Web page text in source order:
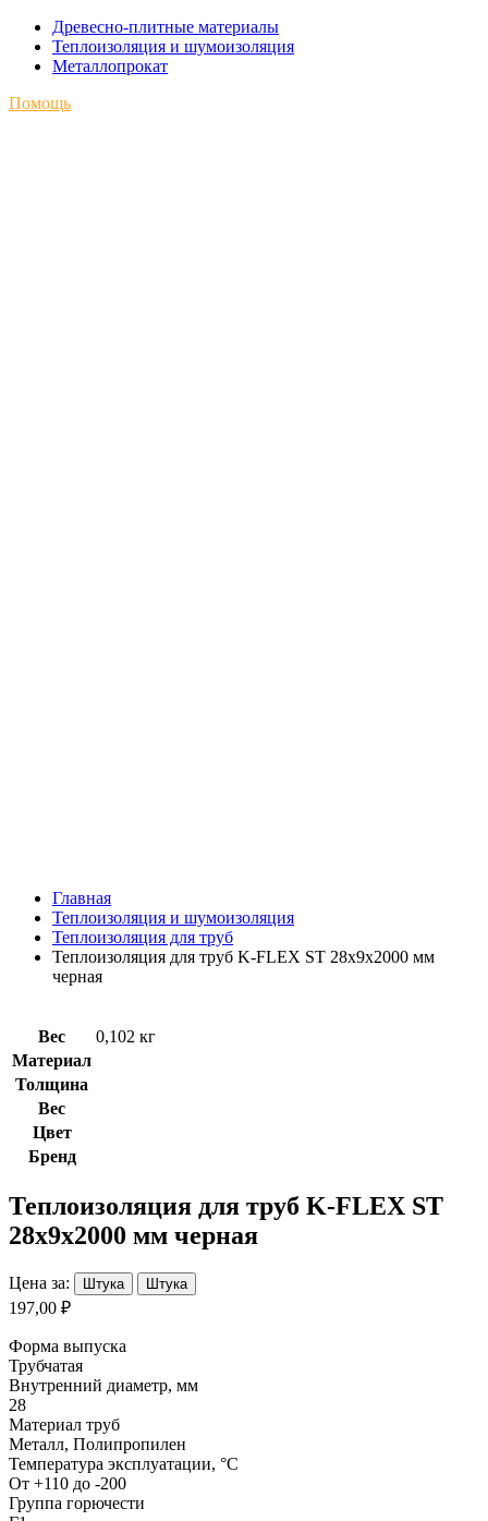
Древесно-плитные материалы
Теплоизоляция и шумоизоляция
Металлопрокат
Помощь
Главная
Теплоизоляция и шумоизоляция
Теплоизоляция для труб
Теплоизоляция для труб K-FLEX ST 28х9х2000 мм
черная
Вес
0,102 кг
Материал
Толщина
Вес
Цвет
Бренд
Теплоизоляция для труб K-FLEX ST
28х9х2000 мм черная
Цена за: Штука Штука
197,00 ₽
Форма выпуска
Трубчатая
Внутренний диаметр, мм
28
Материал труб
Металл, Полипропилен
Температура эксплуатации, °С
От +110 до -200
Группа горючести